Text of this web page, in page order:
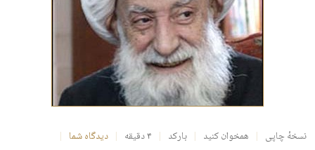
نسخهٔ چاپی همخوان کنید بارکد ۴ دقیقه دیدگاه شما